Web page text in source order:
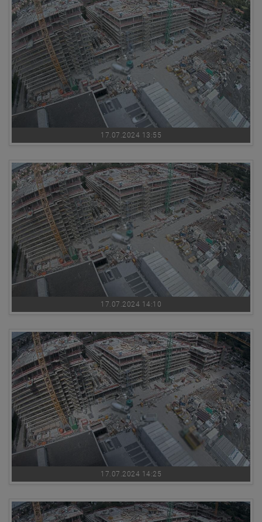
17.07.2024 13:55
17.07.2024 14:10
17.07.2024 14:25